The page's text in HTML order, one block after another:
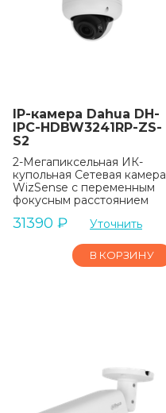
IP-камера Dahua DH-
IPC-HDBW3241RP-ZS-
S2
2-Мегапиксельная ИК-
купольная Сетевая камера
WizSense с переменным
фокусным расстоянием
31390 ₽ Уточнить
В КОРЗИНУ